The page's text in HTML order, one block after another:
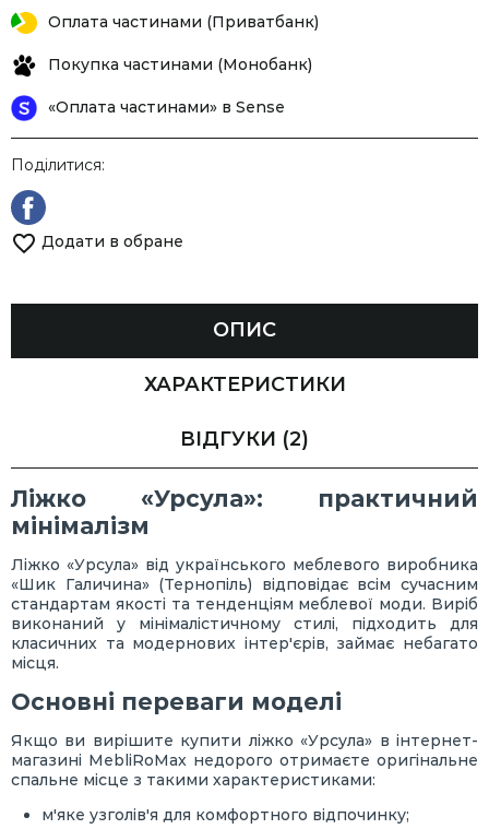
Оплата частинами (Приватбанк)
Покупка частинами (Монобанк)
«Оплата частинами» в Sense
Поділитися:
Додати в обране
ОПИС
ХАРАКТЕРИСТИКИ
ВІДГУКИ (2)
Ліжко «Урсула»: практичний
мінімалізм
Ліжко «Урсула» від українського меблевого виробника
«Шик Галичина» (Тернопіль) відповідає всім сучасним
стандартам якості та тенденціям меблевої моди. Виріб
виконаний у мінімалістичному стилі, підходить для
класичних та модернових інтер'єрів, займає небагато
місця.
Основні переваги моделі
Якщо ви вирішите купити ліжко «Урсула» в інтернет-
магазині MebliRoMax недорого отримаєте оригінальне
спальне місце з такими характеристиками:
м'яке узголів'я для комфортного відпочинку;